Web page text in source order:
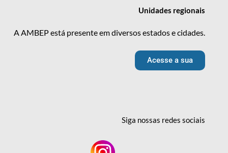
Unidades regionais
A AMBEP está presente em diversos estados e cidades.
Acesse a sua
Siga nossas redessociais